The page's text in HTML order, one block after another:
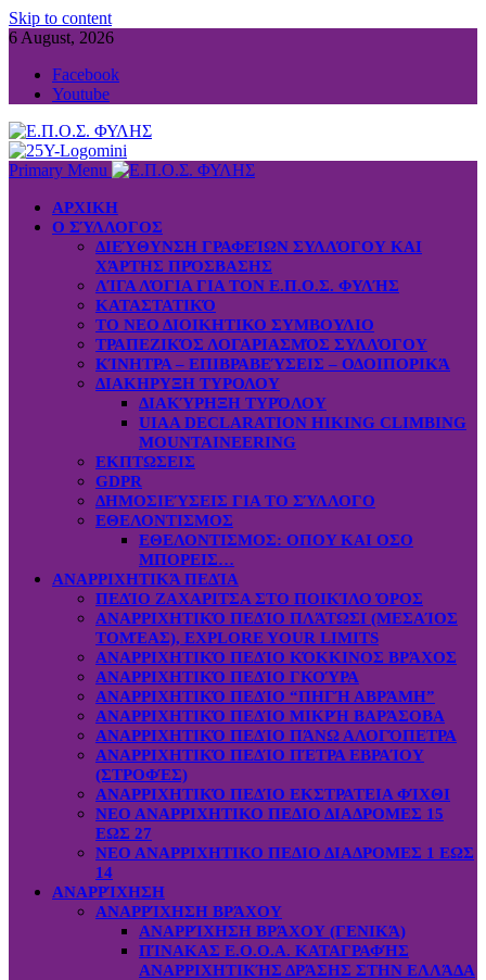
Skip to content
6 August, 2026
Facebook
Youtube
Primary Menu
ΑΡΧΙΚΗ
Ο ΣΎΛΛΟΓΟΣ
ΔΙΕΎΘΥΝΣΗ ΓΡΑΦΕΊΩΝ ΣΥΛΛΌΓΟΥ ΚΑΙ
ΧΆΡΤΗΣ ΠΡΌΣΒΑΣΗΣ
ΛΊΓΑ ΛΌΓΙΑ ΓΙΑ ΤΟΝ Ε.Π.Ο.Σ. ΦΥΛΉΣ
ΚΑΤΑΣΤΑΤΙΚΌ
ΤΟ ΝΕΟ ΔΙΟΙΚΗΤΙΚΟ ΣΥΜΒΟΥΛΙΟ
ΤΡΑΠΕΖΙΚΌΣ ΛΟΓΑΡΙΑΣΜΌΣ ΣΥΛΛΌΓΟΥ
ΚΊΝΗΤΡΑ – ΕΠΙΒΡΑΒΕΎΣΕΙΣ – ΟΔΟΙΠΟΡΙΚΆ
ΔΙΑΚΗΡΥΞΗ ΤΥΡΟΛΟΥ
ΔΙΑΚΎΡΗΞΗ ΤΥΡΌΛΟΥ
UIAA DECLARATION HIKING CLIMBING
MOUNTAINEERING
ΕΚΠΤΩΣΕΙΣ
GDPR
ΔΗΜΟΣΙΕΎΣΕΙΣ ΓΙΑ ΤΟ ΣΎΛΛΟΓΟ
ΕΘΕΛΟΝΤΙΣΜΟΣ
ΕΘΕΛΟΝΤΙΣΜΟΣ: OΠOY KAI ΟΣΟ
ΜΠΟΡΕΙΣ…
ΑΝΑΡΡΙΧΗΤΙΚΆ ΠΕΔΊΑ
ΠΕΔΊΟ ΖΑΧΑΡΙΤΣΑ ΣΤΟ ΠΟΙΚΊΛΟ ΌΡΟΣ
ΑΝΑΡΡΙΧΗΤΙΚΌ ΠΕΔΊΟ ΠΛΆΤΩΣΙ (ΜΕΣΑΊΟΣ
ΤΟΜΈΑΣ), EXPLORE YOUR LIMITS
ΑΝΑΡΡΙΧΗΤΙΚΌ ΠΕΔΊΟ ΚΌΚΚΙΝΟΣ ΒΡΆΧΟΣ
ΑΝΑΡΡΙΧΗΤΙΚΌ ΠΕΔΊΟ ΓΚΟΎΡΑ
ΑΝΑΡΡΙΧΗΤΙΚΌ ΠΕΔΊΟ “ΠΗΓΉ ΑΒΡΆΜΗ”
ΑΝΑΡΡΙΧΗΤΙΚΌ ΠΕΔΊΟ ΜΙΚΡΉ ΒΑΡΆΣΟΒΑ
ΑΝΑΡΡΙΧΗΤΙΚΌ ΠΕΔΊΟ ΠΆΝΩ ΑΛΟΓΌΠΕΤΡΑ
ΑΝΑΡΡΙΧΗΤΙΚΌ ΠΕΔΊΟ ΠΈΤΡΑ ΕΒΡΑΊΟΥ
(ΣΤΡΟΦΈΣ)
ΑΝΑΡΡΙΧΗΤΙΚΌ ΠΕΔΊΟ ΕΚΣΤΡΑΤΕΙΑ ΦΊΧΘΙ
ΝΕΟ ΑΝΑΡΡΙΧΗΤΙΚΟ ΠΕΔΙΟ ΔΙΑΔΡΟΜΕΣ 15
ΕΩΣ 27
ΝΕΟ ΑΝΑΡΡΙΧΗΤΙΚΟ ΠΕΔΙΟ ΔΙΑΔΡΟΜΕΣ 1 ΕΩΣ
14
ΑΝΑΡΡΊΧΗΣΗ
ΑΝΑΡΡΊΧΗΣΗ ΒΡΆΧΟΥ
ΑΝΑΡΡΊΧΗΣΗ ΒΡΆΧΟΥ (ΓΕΝΙΚΆ)
ΠΊΝΑΚΑΣ Ε.Ο.Ο.Α. ΚΑΤΑΓΡΑΦΉΣ
ΑΝΑΡΡΙΧΗΤΙΚΉΣ ΔΡΆΣΗΣ ΣΤΗΝ ΕΛΛΆΔΑ